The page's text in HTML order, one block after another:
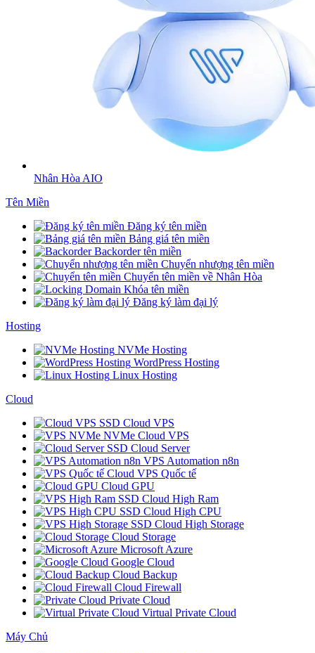
Nhân Hòa AIO
Tên Miền
Đăng ký tên miền
Bảng giá tên miền
Backorder tên miền
Chuyển nhượng tên miền
Chuyển tên miền về Nhân Hòa
Khóa tên miền
Đăng ký làm đại lý
Hosting
NVMe Hosting
WordPress Hosting
Linux Hosting
Cloud
SSD Cloud VPS
NVMe Cloud VPS
SSD Cloud Server
VPS Automation n8n
Cloud VPS Quốc tế
Cloud GPU
SSD Cloud High Ram
SSD Cloud High CPU
SSD Cloud High Storage
Cloud Storage
Microsoft Azure
Google Cloud
Cloud Backup
Cloud Firewall
Private Cloud
Virtual Private Cloud
Máy Chủ